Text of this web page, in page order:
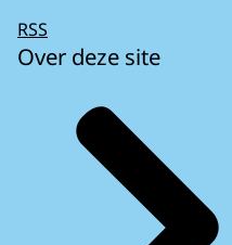
RSS
Over deze site